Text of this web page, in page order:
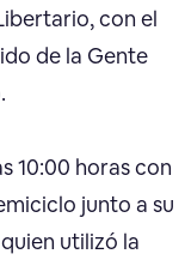
con el
de la Gente
10:00 horas con
junto a su
utilizó la